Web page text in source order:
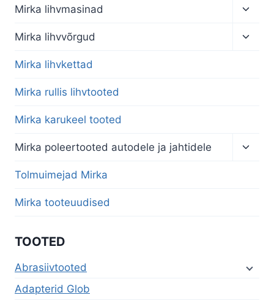
Mirka lihvmasinad
menu
Mirka lihvvõrgud
Mirka lihvkettad
Mirka rullis lihvtooted
Mirka karukeel tooted
Mirka poleertooted autodele ja jahtidele
Tolmuimejad Mirka
Mirka tooteuudised
TOOTED
Abrasiivtooted
Adapterid Glob